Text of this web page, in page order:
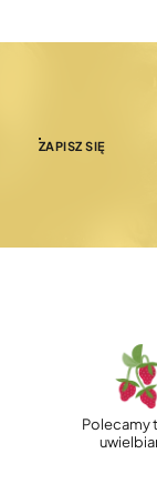
ZAPISZ SIĘ
Polecamy